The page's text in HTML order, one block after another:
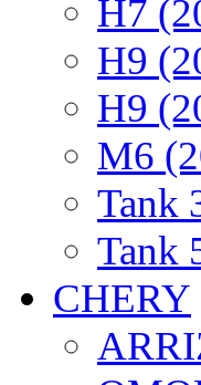
H7
H9
H9
M6
Tank
Tank
CHERY